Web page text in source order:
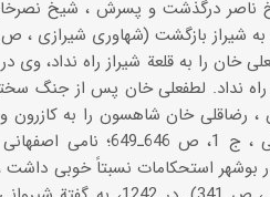
ناصر درگذشت و پسرش ، شیخ
راه نداد. لطفعلی خان پس از جنگ
رضاقلی خان شاهسون را به کازرون
شاه (1212ـ1250)، بندر بوشهر استحکامات